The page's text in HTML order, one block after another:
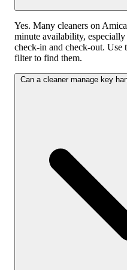
Yes. Many cleaners on
minute availability,
check-in and check-out.
filter to find them.
Can a cleaner manage key